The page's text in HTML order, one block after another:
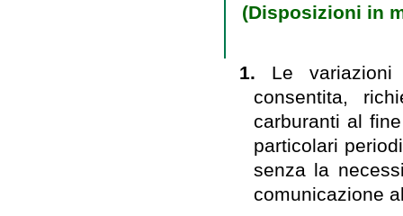
(Disposizioni in
1. Le
consentita,
carburanti al
particolari
senza la
comunicazione